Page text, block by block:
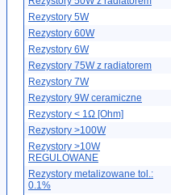
Rezystory 5W
Rezystory 60W
Rezystory 6W
Rezystory 75W z radiatorem
Rezystory 7W
Rezystory 9W ceramiczne
Rezystory < 1Ω [Ohm]
Rezystory >100W
Rezystory >10W
REGULOWANE
Rezystory metalizowane tol.:
0.1%